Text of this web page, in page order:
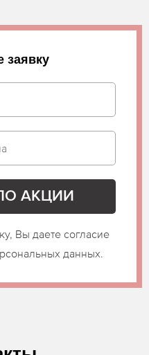
заявку
Вы даете согласие
данных.